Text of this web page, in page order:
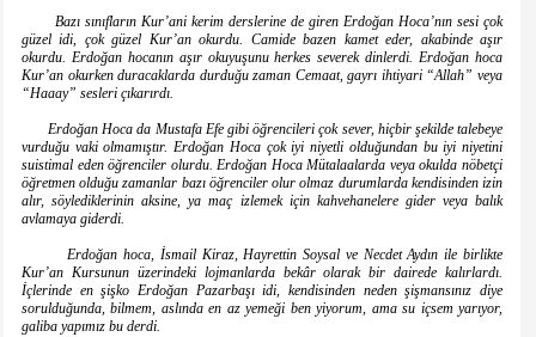
Bazı sınıfların Kur’ani kerim derslerine de giren Erdoğan Hoca’nın sesi çok
güzel idi, çok güzel Kur’an okurdu. Camide bazen kamet eder, akabinde aşır
okurdu. Erdoğan hocanın aşır okuyuşunu herkes severek dinlerdi. Erdoğan hoca
Kur’an okurken duracaklarda durduğu zaman Cemaat, gayrı ihtiyari “Allah” veya
“Haaay” sesleri çıkarırdı.
Erdoğan Hoca da Mustafa Efe gibi öğrencileri çok sever, hiçbir şekilde talebeye
vurduğu vaki olmamıştır. Erdoğan Hoca çok iyi niyetli olduğundan bu iyi niyetini
suistimal eden öğrenciler olurdu. Erdoğan Hoca Mütalaalarda veya okulda nöbetçi
öğretmen olduğu zamanlar bazı öğrenciler olur olmaz durumlarda kendisinden izin
alır, söylediklerinin aksine, ya maç izlemek için kahvehanelere gider veya balık
avlamaya giderdi.
Erdoğan hoca, İsmail Kiraz, Hayrettin Soysal ve Necdet Aydın ile birlikte
Kur’an Kursunun üzerindeki lojmanlarda bekâr olarak bir dairede kalırlardı.
İçlerinde en şişko Erdoğan Pazarbaşı idi, kendisinden neden şişmansınız diye
sorulduğunda, bilmem, aslında en az yemeği ben yiyorum, ama su içsem yarıyor,
galiba yapımız bu derdi.